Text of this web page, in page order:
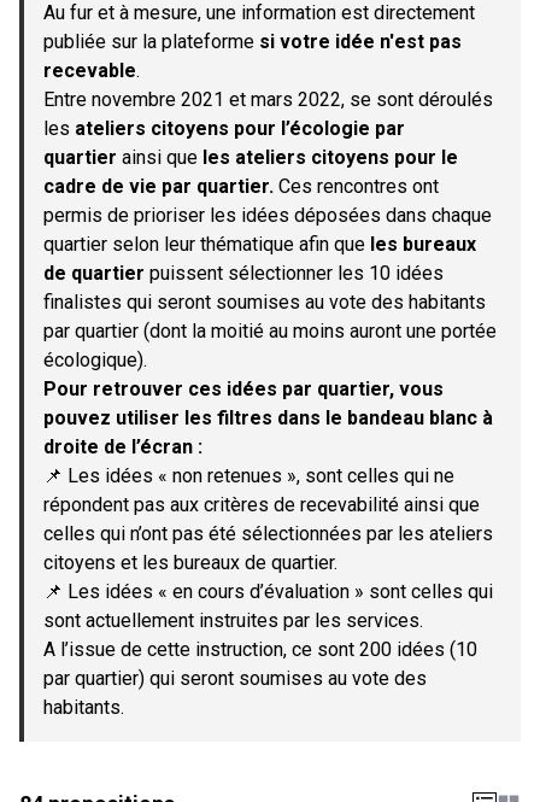
Au fur et à mesure, une information est directement
publiée sur la plateforme si votre idée n'est pas
recevable.
Entre novembre 2021 et mars 2022, se sont déroulés
les ateliers citoyens pour l’écologie par
quartier ainsi que les ateliers citoyens pour le
cadre de vie par quartier. Ces rencontres ont
permis de prioriser les idées déposées dans chaque
quartier selon leur thématique afin que les bureaux
de quartier puissent sélectionner les 10 idées
finalistes qui seront soumises au vote des habitants
par quartier (dont la moitié au moins auront une portée
écologique).
Pour retrouver ces idées par quartier, vous
pouvez utiliser les filtres dans le bandeau blanc à
droite de l’écran :
📌 Les idées « non retenues », sont celles qui ne
répondent pas aux critères de recevabilité ainsi que
celles qui n’ont pas été sélectionnées par les ateliers
citoyens et les bureaux de quartier.
📌 Les idées « en cours d’évaluation » sont celles qui
sont actuellement instruites par les services.
A l’issue de cette instruction, ce sont 200 idées (10
par quartier) qui seront soumises au vote des
habitants.